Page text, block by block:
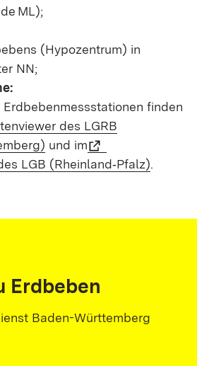
ML);
(Hypozentrum) in
NN;
finden
des LGRB
und im
LGB (Rheinland‑Pfalz).
Erdbeben
Baden-Württemberg